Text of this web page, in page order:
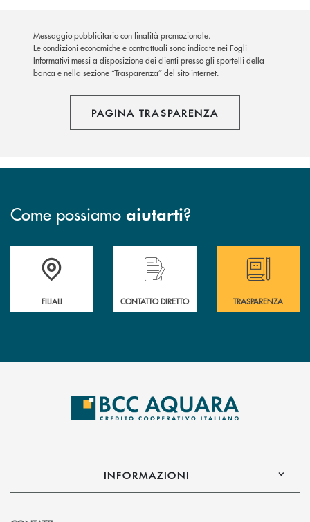
Messaggio pubblicitario con finalità promozionale.
Le condizioni economiche e contrattuali sono indicate nei Fogli
Informativi messi a disposizione dei clienti presso gli sportelli della
banca e nella sezione “Trasparenza” del sito internet.
PAGINA TRASPARENZA
Come possiamo aiutarti?
Trova la filiale più vicina a te
FILIALI
Hai bisogno di assistenza immediata ?
CONTATTO DIRETTO
Hai bisogno di
TRASPARENZA
INFORMAZIONI